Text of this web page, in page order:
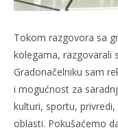
Tokom razgovora sa
kolegama, razgovarali
Gradonačelniku sam
i mogućnost za
kulturi, sportu,
oblasti. Pokušaćemo